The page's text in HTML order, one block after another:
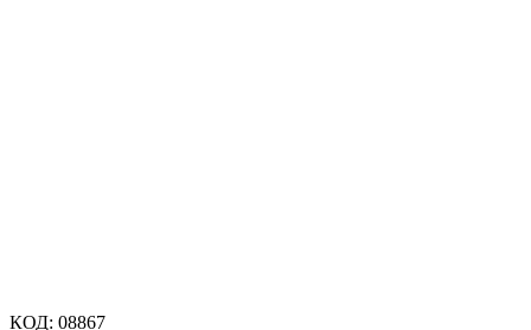
КОД: 08867